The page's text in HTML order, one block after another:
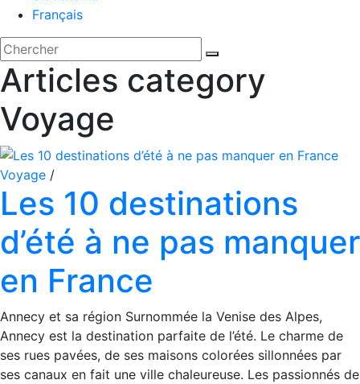
Français
'.__('Search').'
Fermer
Rechercher:
Articles category
Voyage
Voyage /
Les 10 destinations
d’été à ne pas manquer
en France
Annecy et sa région Surnommée la Venise des Alpes,
Annecy est la destination parfaite de l’été. Le charme de
ses rues pavées, de ses maisons colorées sillonnées par
ses canaux en fait une ville chaleureuse. Les passionnés de